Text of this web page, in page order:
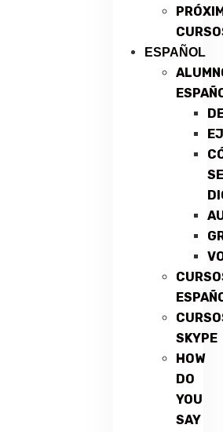
ESPAÑOL
SE
SKYPE
HOW
DO
YOU
SAY